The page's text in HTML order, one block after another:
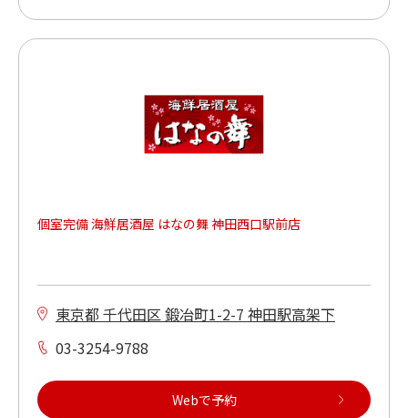
個室完備 海鮮居酒屋 はなの舞 神田西口駅前店
東京都 千代田区 鍛冶町1-2-7 神田駅高架下
03-3254-9788
Webで予約